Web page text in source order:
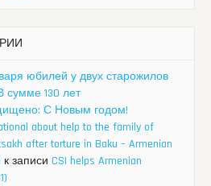
юбилей у двух старожилов
сумме 130 лет
С Новым годом!
about help to the family of
after torture in Baku – Armenian
к записи CSI helps Armenian